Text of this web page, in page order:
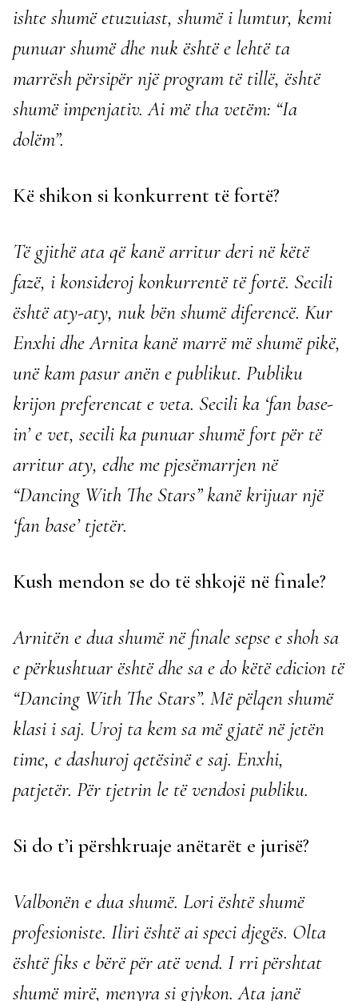
ishte shumë etuzuiast, shumë i lumtur, kemi
punuar shumë dhe nuk është e lehtë ta
marrësh përsipër një program të tillë, është
shumë impenjativ. Ai më tha vetëm: “Ia
dolëm”.
Kë shikon si konkurrent të fortë?
Të gjithë ata që kanë arritur deri në këtë
fazë, i konsideroj konkurrentë të fortë. Secili
është aty-aty, nuk bën shumë diferencë. Kur
Enxhi dhe Arnita kanë marrë më shumë pikë,
unë kam pasur anën e publikut. Publiku
krijon preferencat e veta. Secili ka ‘fan base-
in’ e vet, secili ka punuar shumë fort për të
arritur aty, edhe me pjesëmarrjen në
“Dancing With The Stars” kanë krijuar një
‘fan base’ tjetër.
Kush mendon se do të shkojë në finale?
Arnitën e dua shumë në finale sepse e shoh sa
e përkushtuar është dhe sa e do këtë edicion të
“Dancing With The Stars”. Më pëlqen shumë
klasi i saj. Uroj ta kem sa më gjatë në jetën
time, e dashuroj qetësinë e saj. Enxhi,
patjetër. Për tjetrin le të vendosi publiku.
Si do t’i përshkruaje anëtarët e jurisë?
Valbonën e dua shumë. Lori është shumë
profesioniste. Iliri është ai speci djegës. Olta
është fiks e bërë për atë vend. I rri përshtat
shumë mirë, menyra si gjykon. Ata janë